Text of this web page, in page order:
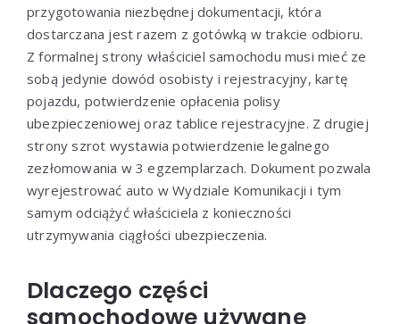
przygotowania niezbędnej dokumentacji, która
dostarczana jest razem z gotówką w trakcie odbioru.
Z formalnej strony właściciel samochodu musi mieć ze
sobą jedynie dowód osobisty i rejestracyjny, kartę
pojazdu, potwierdzenie opłacenia polisy
ubezpieczeniowej oraz tablice rejestracyjne. Z drugiej
strony szrot wystawia potwierdzenie legalnego
zezłomowania w 3 egzemplarzach. Dokument pozwala
wyrejestrować auto w Wydziale Komunikacji i tym
samym odciążyć właściciela z konieczności
utrzymywania ciągłości ubezpieczenia.
Dlaczego części
samochodowe używane